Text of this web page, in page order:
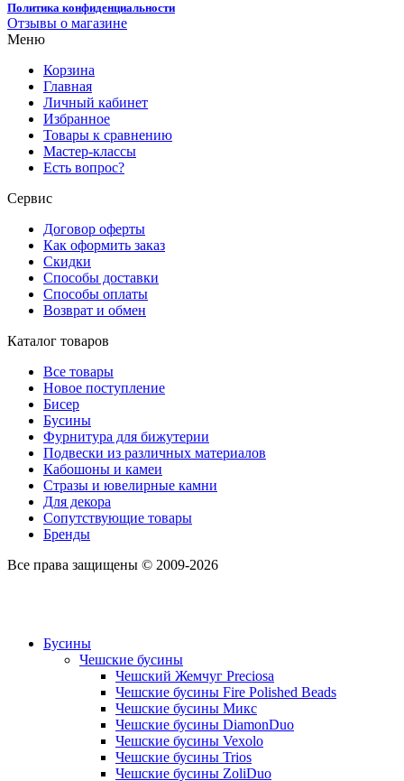
Политика конфиденциальности
Отзывы о магазине
Меню
Корзина
Главная
Личный кабинет
Избранное
Товары к сравнению
Мастер-классы
Есть вопрос?
Сервис
Договор оферты
Как оформить заказ
Скидки
Способы доставки
Способы оплаты
Возврат и обмен
Каталог товаров
Все товары
Новое поступление
Бисер
Бусины
Фурнитура для бижутерии
Подвески из различных материалов
Кабошоны и камеи
Стразы и ювелирные камни
Для декора
Сопутствующие товары
Бренды
Все права защищены © 2009-2026
Бусины
Чешские бусины
Чешский Жемчуг Preciosa
Чешские бусины Fire Polished Beads
Чешские бусины Микс
Чешские бусины DiamonDuo
Чешские бусины Vexolo
Чешские бусины Trios
Чешские бусины ZoliDuo